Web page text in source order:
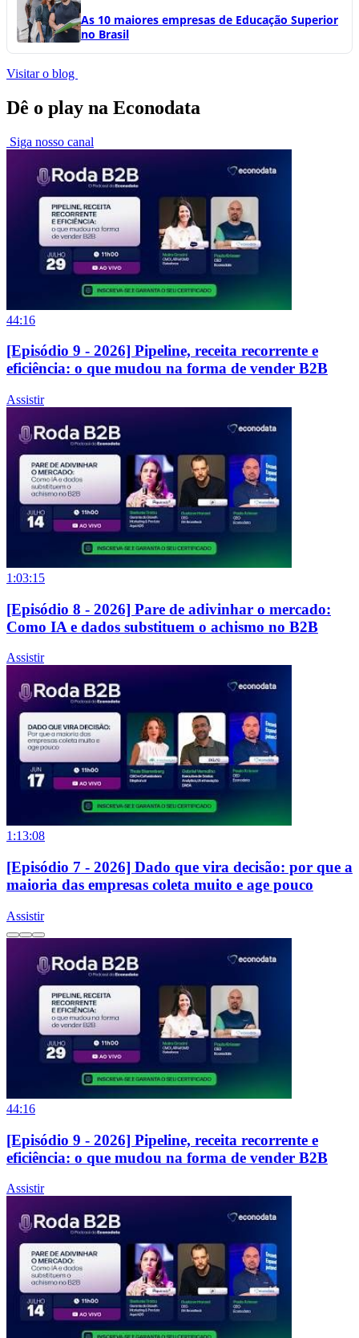
As 10 maiores empresas de Educação Superior
no Brasil
Visitar o blog
Dê o play na Econodata
Siga nosso canal
44:16
[Episódio 9 - 2026] Pipeline, receita recorrente e
eficiência: o que mudou na forma de vender B2B
Assistir
1:03:15
[Episódio 8 - 2026] Pare de adivinhar o mercado:
Como IA e dados substituem o achismo no B2B
Assistir
1:13:08
[Episódio 7 - 2026] Dado que vira decisão: por que a
maioria das empresas coleta muito e age pouco
Assistir
44:16
[Episódio 9 - 2026] Pipeline, receita recorrente e
eficiência: o que mudou na forma de vender B2B
Assistir